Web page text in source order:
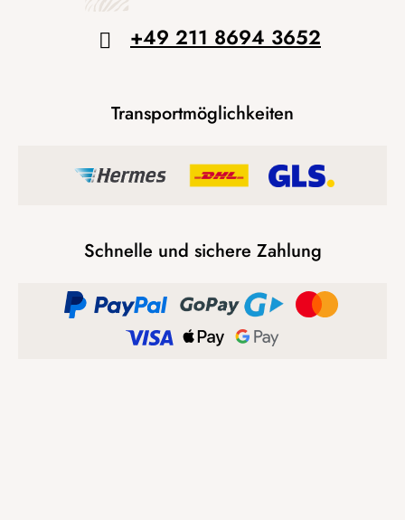
+49 211 8694 3652
Transportmöglichkeiten
Schnelle und sichere Zahlung